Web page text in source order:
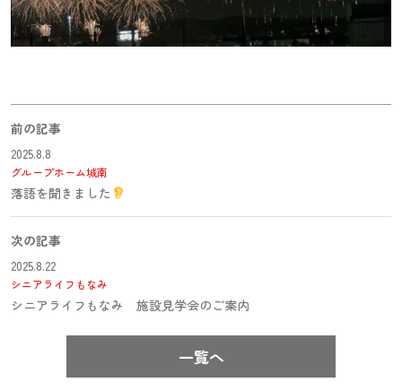
前の記事
2025.8.8
グループホーム城南
落語を聞きました
次の記事
2025.8.22
シニアライフもなみ
シニアライフもなみ 施設見学会のご案内
一覧へ